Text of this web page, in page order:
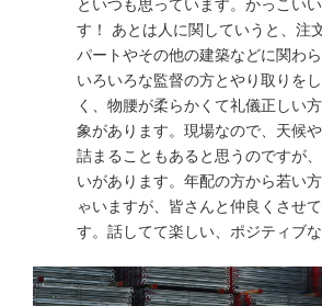
といつも思っています。かっこい
す！ あとは人に関していうと、注
パートやその他の建築などに関わ
いろいろな監督の方とやり取りを
く、物腰が柔らかくて礼儀正しい
象があります。現場なので、天候
詰まることもあると思うのですが
いがあります。年配の方から若い
ゃいますが、皆さんと仲良くさせ
す。話してて楽しい、ポジティブな